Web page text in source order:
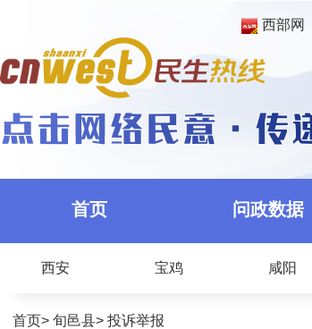
西部网
首页 问政数据
西安 宝鸡 咸阳
首页> 旬邑县> 投诉举报